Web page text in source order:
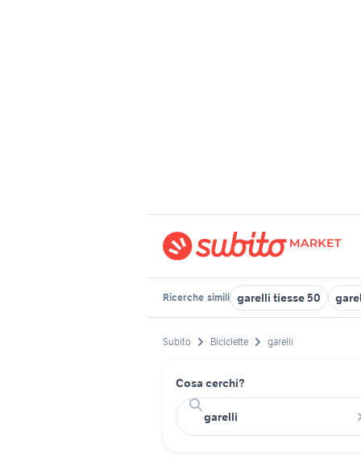
Ricerche simili garelli tiesse 50
Subito Biciclette garelli
Cosa cerchi?